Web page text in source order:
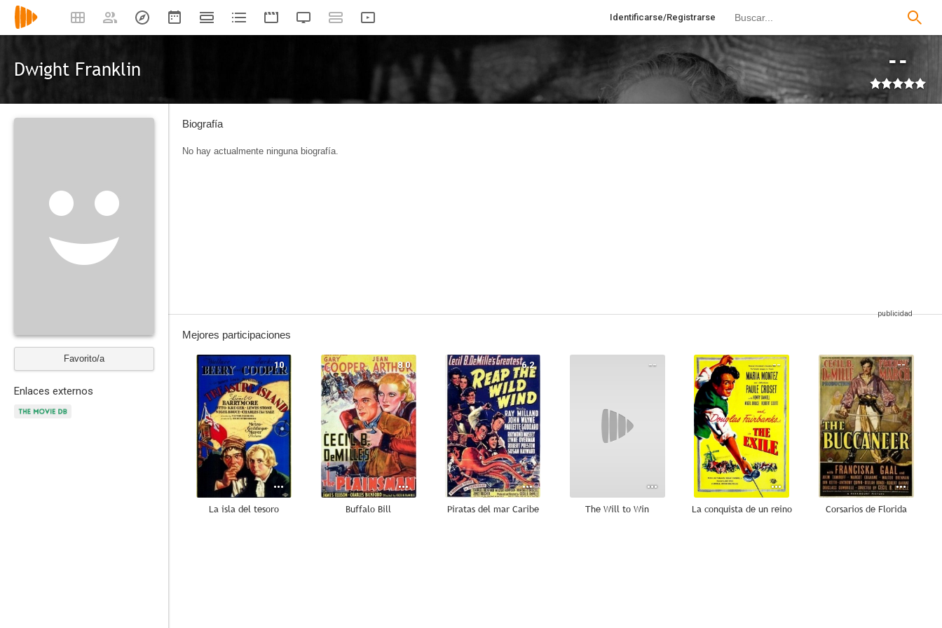
Identificarse/Registrarse
Dwight Franklin --
Favorito/a
Enlaces externos
Biografía
No hay actualmente ninguna biografía.
Mejores participaciones
10
La isla del tesoro
8.0
Buffalo Bill
6.2
Piratas del mar Caribe
--
The Will to Win
--
La conquista de un reino
--
Corsarios de Florida